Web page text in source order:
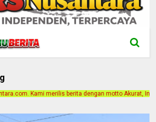
motto Akurat, Independen, Terpercaya.